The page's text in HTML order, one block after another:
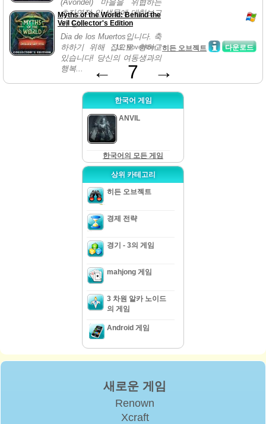
(Avondel) 마을을 위협하는
초자연적 인 생물에 대한보고
가 당...
Myths of the World: Behind the
Veil Collector's Edition
Dia de los Muertos입니다. 축
하하기 위해 집으로 향하고
있습니다! 당신의 여동생과의
행복...
다운로드
12, November /히든 오브젝트
← 7 →
한국어 게임
ANVIL
한국어의 모든 게임
상위 카테고리
히든 오브젝트
경제 전략
경기 - 3의 게임
mahjong 게임
3 차원 알카 노이드
의 게임
Android 게임
새로운 게임
Renown
Xcraft